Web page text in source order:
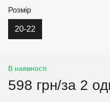
Розмір
20-22
В наявності
598 грн/за 2